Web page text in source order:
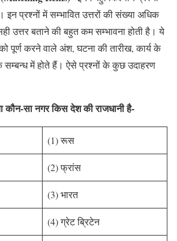
इन प्रश्नों में सम्भावित उत्तरों की संख्या अधिक
उत्तर बताने की बहुत कम सम्भावना होती है। ये
पूर्ण करने वाले अंश, घटना की तारीख, कार्य के
में होते हैं। ऐसे प्रश्नों के कुछ उदाहरण
कौन-सा नगर किस देश की राजधानी है-
(1) रूस
(2) फ्रांस
(3) भारत
(4) ग्रेट ब्रिटेन